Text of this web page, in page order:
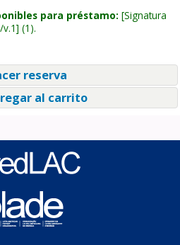
para préstamo: Signatura
v.1 (1).
reserva
al carrito